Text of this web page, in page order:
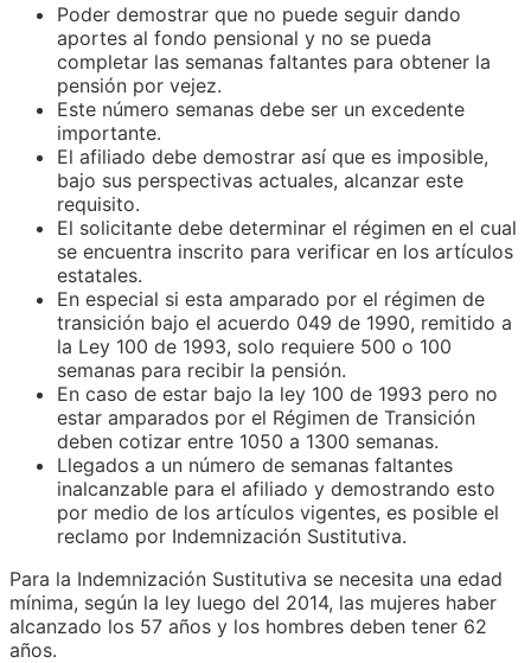
Poder demostrar que no puede seguir dando
aportes al fondo pensional y no se pueda
completar las semanas faltantes para obtener la
pensión por vejez.
Este número semanas debe ser un excedente
importante.
El afiliado debe demostrar así que es imposible,
bajo sus perspectivas actuales, alcanzar este
requisito.
El solicitante debe determinar el régimen en el cual
se encuentra inscrito para verificar en los artículos
estatales.
En especial si esta amparado por el régimen de
transición bajo el acuerdo 049 de 1990, remitido a
la Ley 100 de 1993, solo requiere 500 o 100
semanas para recibir la pensión.
En caso de estar bajo la ley 100 de 1993 pero no
estar amparados por el Régimen de Transición
deben cotizar entre 1050 a 1300 semanas.
Llegados a un número de semanas faltantes
inalcanzable para el afiliado y demostrando esto
por medio de los artículos vigentes, es posible el
reclamo por Indemnización Sustitutiva.
Para la Indemnización Sustitutiva se necesita una edad
mínima, según la ley luego del 2014, las mujeres haber
alcanzado los 57 años y los hombres deben tener 62
años.